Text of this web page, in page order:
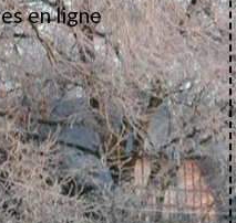
en ligne